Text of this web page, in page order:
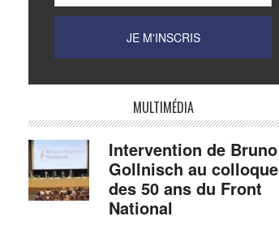
MULTIMÉDIA
Intervention de Bruno
Gollnisch au colloque
des 50 ans du Front
National